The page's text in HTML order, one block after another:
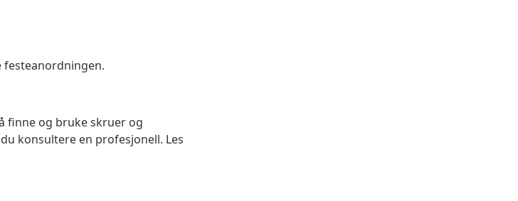
festeanordningen.
finne og bruke skruer og
konsultere en profesjonell. Les